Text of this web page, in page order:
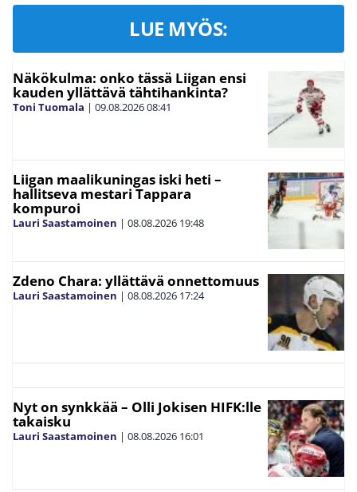
LUE MYÖS:
Näkökulma: onko tässä Liigan ensi
kauden yllättävä tähtihankinta?
Toni Tuomala | 09.08.202608:41
Liigan maalikuningas iski heti –
hallitseva mestari Tappara
kompuroi
Lauri Saastamoinen | 08.08.2026 19:48
Zdeno Chara: yllättävä onnettomuus
Lauri Saastamoinen | 08.08.2026 17:24
Nyt on synkkää – Olli Jokisen HIFK:lle
takaisku
Lauri Saastamoinen | 08.08.2026 16:01